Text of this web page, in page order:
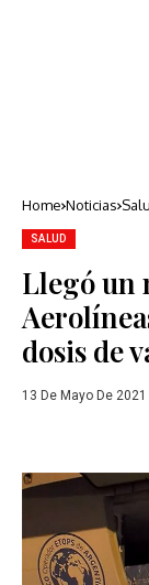
Home Noticias
SALUD
Llegó un
dosis de
13 De Mayo De 2021